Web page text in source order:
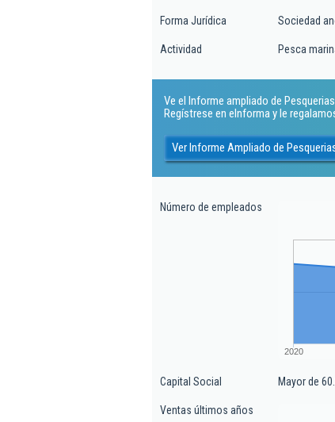
Forma Jurídica Sociedad
Actividad Pesca
Ve el Informe ampliado de
Regístrese en eInforma y le
Ver Informe Ampliado de
Número de empleados
2020
Capital Social Mayor de
Ventas últimos años